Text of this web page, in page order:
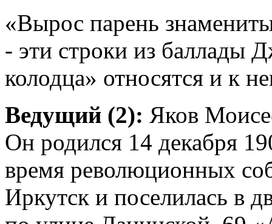
«Вырос парень
- эти строки из баллады
колодца» относятся и к
Ведущий (2): Яков
Он родился 14 декабря
время революционных
Иркутск и поселилась в